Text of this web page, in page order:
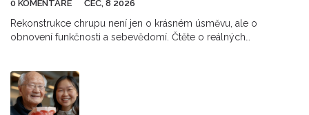
0 KOMENTÁŘE ČEC, 8 2026
Rekonstrukce chrupu není jen o krásném úsměvu, ale o
obnovení funkčnosti a sebevědomí. Čtěte o reálných